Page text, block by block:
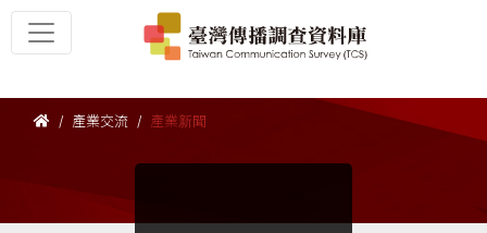
產業交流 產業新聞